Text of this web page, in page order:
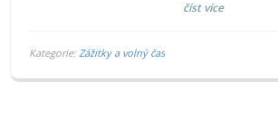
číst více
Kategorie:Zážitky a volný čas